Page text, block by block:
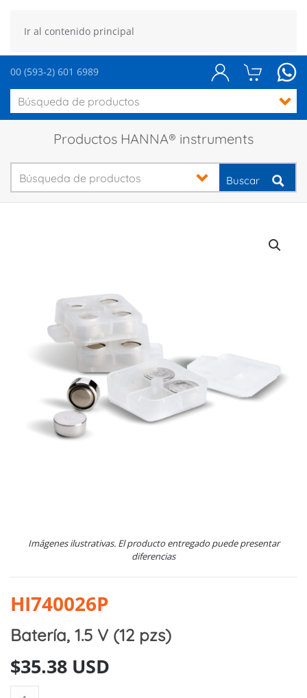
Ir al contenido principal
00 (593-2) 601 6989
Productos HANNA® instruments
Buscar
Imágenes ilustrativas. El producto entregado puede presentar
diferencias
HI740026P
Batería, 1.5 V (12 pzs)
$35.38 USD